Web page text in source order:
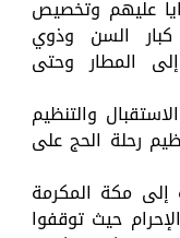
عليهم وتخصيص
السن وذوي
المطار وحتى
والتنظيم
رحلة الحج على
إلى مكة المكرمة
حيث توقفوا